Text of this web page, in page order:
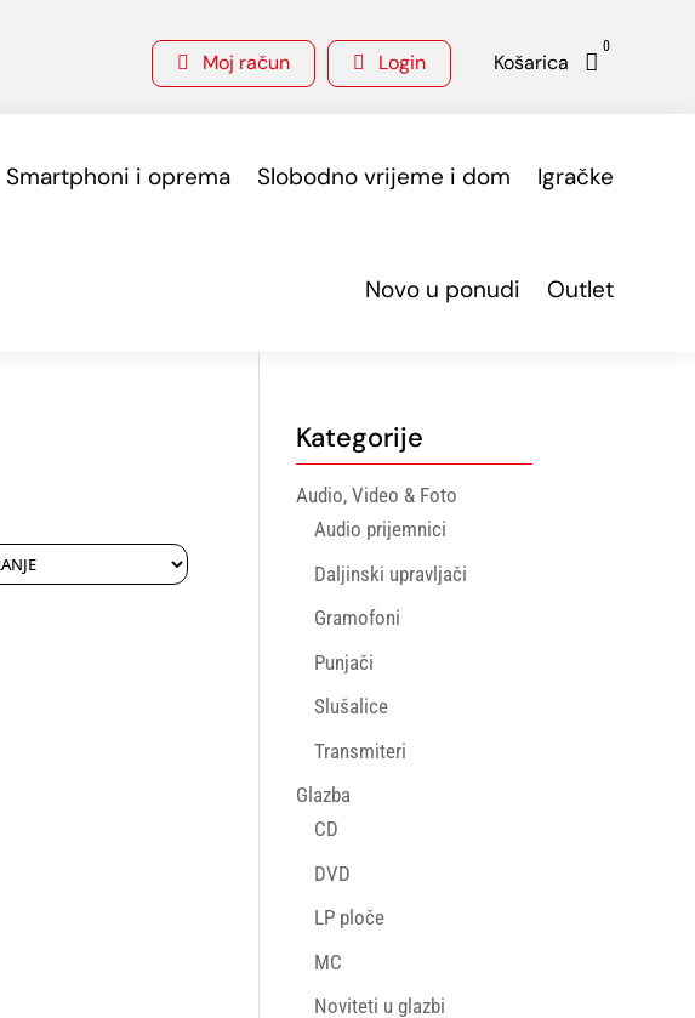
 Moj račun  Login Košarica 
0
Smartphoni i oprema Slobodno vrijeme i dom Igračke
Novo u ponudi Outlet
Kategorije
Audio, Video & Foto
Audio prijemnici
Daljinski upravljači
Gramofoni
Punjači
Slušalice
Transmiteri
Glazba
CD
DVD
LP ploče
MC
Noviteti u glazbi